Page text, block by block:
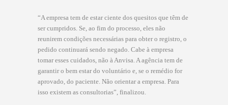
“A empresa tem de estar ciente dos quesitos que têm de
ser cumpridos. Se, ao fim do processo, eles não
reunirem condições necessárias para obter o registro, o
pedido continuará sendo negado. Cabe à empresa
tomar esses cuidados, não à Anvisa. A agência tem de
garantir o bem estar do voluntário e, se o remédio for
aprovado, do paciente. Não orientar a empresa. Para
isso existem as consultorias”, finalizou.